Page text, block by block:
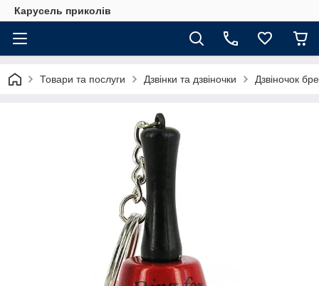
Карусель приколів
Товари та послуги Дзвінки та дзвіночки Дзвіночок